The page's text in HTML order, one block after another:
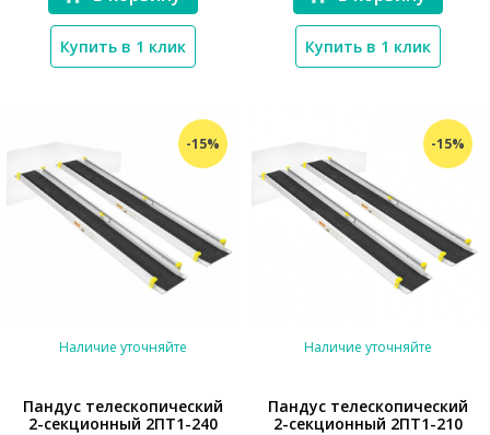
Купить в 1 клик Купить в 1 клик
-15%
Наличие уточняйте
Пандус телескопический
2-секционный 2ПТ1-240
-15%
Наличие уточняйте
Пандус телескопический
2-секционный 2ПТ1-210